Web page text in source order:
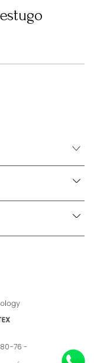
+
para productos
S.A.S
+
76 -